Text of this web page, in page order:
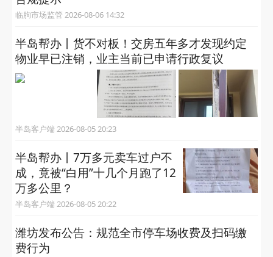
临朐市场监管 2026-08-06 14:32
半岛帮办丨货不对板！交房五年多才发现约定
物业早已注销，业主当前已申请行政复议
半岛客户端 2026-08-05 20:23
半岛帮办丨7万多元卖车过户不
成，竟被“白用”十几个月跑了12
万多公里？
半岛客户端 2026-08-05 20:22
潍坊发布公告：规范全市停车场收费及扫码缴
费行为